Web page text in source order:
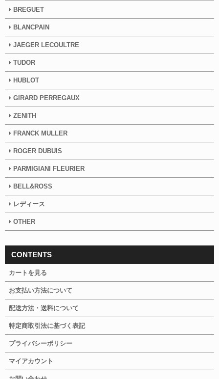
BREGUET
BLANCPAIN
JAEGER LECOULTRE
TUDOR
HUBLOT
GIRARD PERREGAUX
ZENITH
FRANCK MULLER
ROGER DUBUIS
PARMIGIANI FLEURIER
BELL&ROSS
レディース
OTHER
CONTENTS
カートを見る
お支払い方法について
配送方法・送料について
特定商取引法に基づく表記
プライバシーポリシー
マイアカウント